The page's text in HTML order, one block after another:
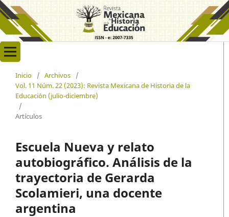
Inicio / Archivos
/
Vol. 11 Núm. 22 (2023): Revista Mexicana de Historia de la
Educación (julio-diciembre)
/
Artículos
Escuela Nueva y relato
autobiográfico. Análisis de la
trayectoria de Gerarda
Scolamieri, una docente
argentina